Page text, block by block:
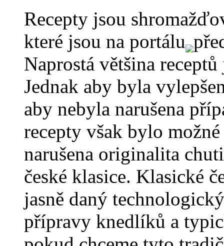
Recepty jsou
které jsou na portálu
Naprostá většina
Jednak aby byla
aby nebyla narušena
recepty však bylo
narušena originalita
české klasice. Klasické
jasně daný
přípravy knedlíků a